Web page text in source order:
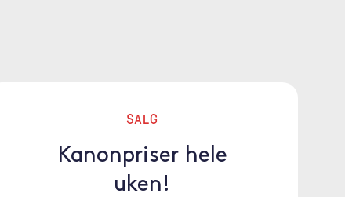
SALG
Kanonpriser hele
uken!